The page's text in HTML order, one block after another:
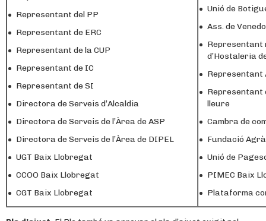
Representant del PP
Representant de ERC
Representant de la CUP
Representant de IC
Representant de SI
Directora de Serveis d’Alcaldia
Directora de Serveis de l’Àrea de ASP
Directora de Serveis de l’Àrea de DIPEL
UGT Baix Llobregat
CCOO Baix Llobregat
CGT Baix Llobregat
Unió de
Ass. de
Representant
d’Hostaleria
Representant
Representant
lleure
Cambra de
Fundació
Unió de
PIMEC Baix
Plataforma